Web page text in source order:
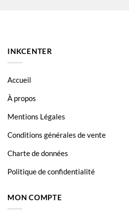
ML 3710ND
ML 3710ND
SCX 4833
SCX 4833
SCX 5637
INKCENTER
Accueil
À propos
Mentions Légales
Conditions générales de vente
Charte de données
Politique de confidentialité
MON COMPTE